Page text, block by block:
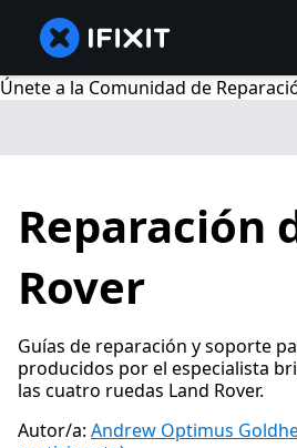
Únete a la Comunidad de
Reparación
Rover
Guías de reparación y soporte
producidos por el especialista
las cuatro ruedas Land Rover.
Autor/a: Andrew Optimus